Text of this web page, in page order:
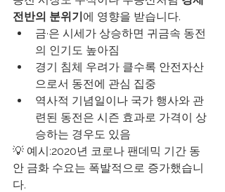
전반의 분위기에 영향을 받습니다.
금·은 시세가 상승하면 귀금속 동전
의 인기도 높아짐
경기 침체 우려가 클수록 안전자산
으로서 동전에 관심 집중
역사적 기념일이나 국가 행사와 관
련된 동전은 시즌 효과로 가격이 상
승하는 경우도 있음
💡 예시:2020년 코로나 팬데믹 기간 동
안 금화 수요는 폭발적으로 증가했습니
다.